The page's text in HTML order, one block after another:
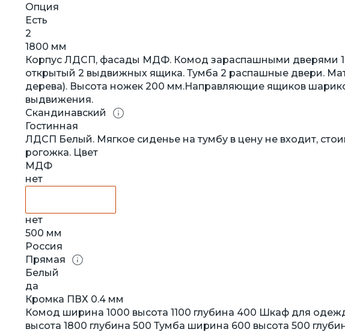
Опция
Есть
2
1800 мм
Корпус ЛДСП, фасады МДФ. Комод зараспашными дверями
открытый 2 выдвижных ящика. Тумба 2 распашные двери.
дерева). Высота ножек 200 мм.Направляющие ящиков
выдвижения.
Скандинавский
Гостинная
ЛДСП Белый. Мягкое сиденье на тумбу в цену не входит,
рогожка. Цвет
МДФ
нет
нет
500 мм
Россия
Прямая
Белый
да
Кромка ПВХ 0.4 мм
Комод ширина 1000 высота 1100 глубина 400 Шкаф для
высота 1800 глубина 500 Тумба ширина 600 высота 500